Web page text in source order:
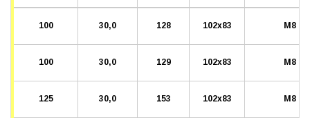
100 30,0 128 102x83 M8
100 30,0 129 102x83 M8
125 30,0 153 102x83 M8